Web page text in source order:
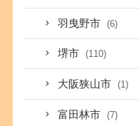
羽曳野市 (6)
堺市 (110)
大阪狭山市 (1)
富田林市 (7)